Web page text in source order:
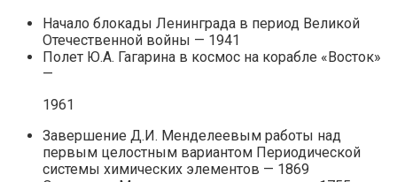
Начало блокады Ленинграда в период Великой
Отечественной войны — 1941
Полет Ю.А. Гагарина в космос на корабле «Восток»
—
1961
Завершение Д.И. Менделеевым работы над
первым целостным вариантом Периодической
системы химических элементов — 1869